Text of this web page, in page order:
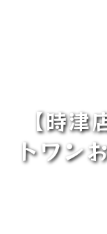
【時
トワン